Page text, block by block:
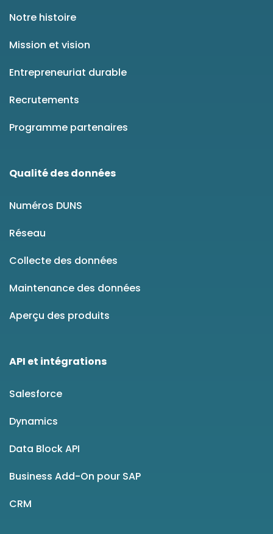
Notre histoire
Mission et vision
Entrepreneuriat durable
Recrutements
Programme partenaires
Qualité des données
Numéros DUNS
Réseau
Collecte des données
Maintenance des données
Aperçu des produits
API et intégrations
Salesforce
Dynamics
Data Block API
Business Add-On pour SAP
CRM